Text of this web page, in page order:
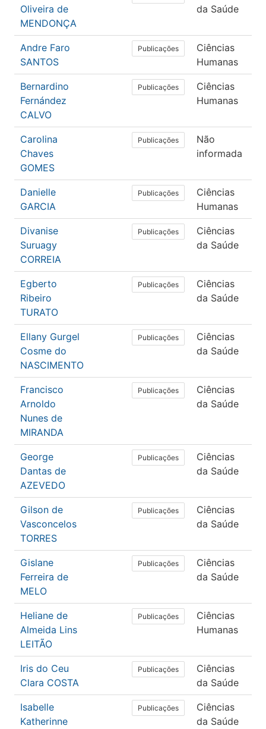
Oliveira de
MENDONÇA
da Saúde
Andre Faro
SANTOS
Publicações
Ciências
Humanas
Bernardino
Fernández
CALVO
Publicações
Ciências
Humanas
Carolina
Chaves
GOMES
Publicações
Não
informada
Danielle
GARCIA
Publicações
Ciências
Humanas
Divanise
Suruagy
CORREIA
Publicações
Ciências
da Saúde
Egberto
Ribeiro
TURATO
Publicações
Ciências
da Saúde
Ellany Gurgel
Cosme do
NASCIMENTO
Publicações
Ciências
da Saúde
Francisco
Arnoldo
Nunes de
MIRANDA
Publicações
Ciências
da Saúde
George
Dantas de
AZEVEDO
Publicações
Ciências
da Saúde
Gilson de
Vasconcelos
TORRES
Publicações
Ciências
da Saúde
Gislane
Ferreira de
MELO
Publicações
Ciências
da Saúde
Heliane de
Almeida Lins
LEITÃO
Publicações
Ciências
Humanas
Iris do Ceu
Clara COSTA
Publicações
Ciências
da Saúde
Isabelle
Katherinne
Publicações
Ciências
da Saúde